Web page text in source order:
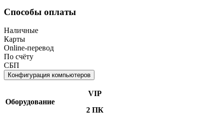
Способы оплаты
Наличные
Карты
Online-перевод
По счёту
СБП
Конфигурация компьютеров
Оборудование
VIP
2 ПК